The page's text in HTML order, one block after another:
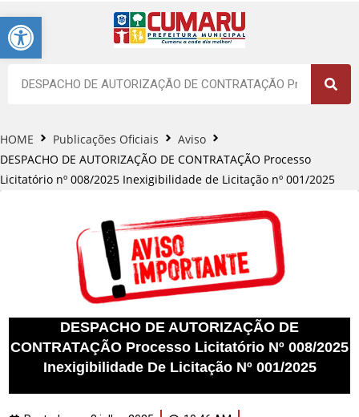
Barra de Ferramentas Aberta
HOME Publicações Oficiais
Aviso
DESPACHO DE AUTORIZAÇÃO DE CONTRATAÇÃO Processo
Licitatório nº 008/2025 Inexigibilidade de Licitação nº 001/2025
DESPACHO DE AUTORIZAÇÃO DE
CONTRATAÇÃO Processo Licitatório Nº 008/2025
Inexigibilidade De Licitação Nº 001/2025